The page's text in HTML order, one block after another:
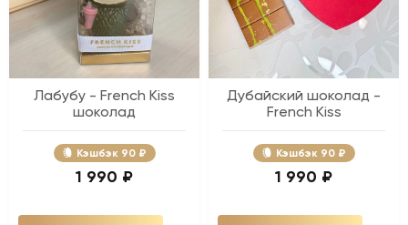
Лабубу - French Kiss
шоколад
Кэшбэк 90 ₽
1 990 ₽
Дубайский шоколад -
French Kiss
Кэшбэк 90 ₽
1 990 ₽